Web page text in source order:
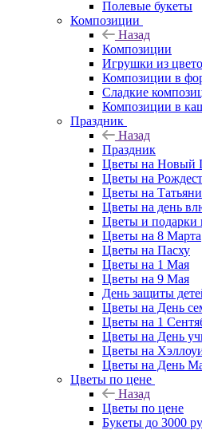
Полевые букеты
Композиции
Назад
Композиции
Игрушки из
Композиции в
Сладкие
Композиции в
Праздник
Назад
Праздник
Цветы на Новый
Цветы на
Цветы на
Цветы на день
Цветы и подарки
Цветы на 8 Марта
Цветы на Пасху
Цветы на 1 Мая
Цветы на 9 Мая
День защиты
Цветы на День
Цветы на 1
Цветы на День
Цветы на
Цветы на День
Цветы по цене
Назад
Цветы по цене
Букеты до 3000